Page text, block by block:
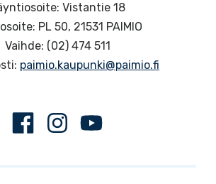
Vistantie 18
PL 50, 21531 PAIMIO
Vaihde: (02) 474 511
paimio.kaupunki@paimio.fi
FacebookInstagram